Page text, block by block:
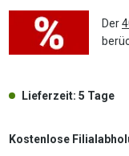
Der
Lieferzeit: 5 Tage
Kostenlose